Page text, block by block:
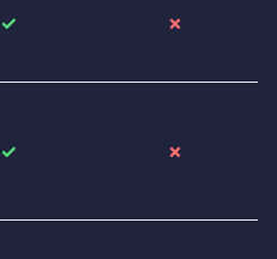
✓ ✗
✓ ✗